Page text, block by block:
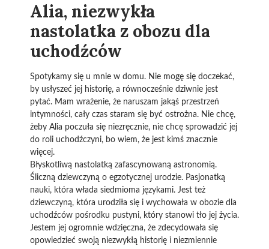
Alia, niezwykła
nastolatka z obozu dla
uchodźców
Spotykamy się u mnie w domu. Nie mogę się doczekać,
by usłyszeć jej historię, a równocześnie dziwnie jest
pytać. Mam wrażenie, że naruszam jakąś przestrzeń
intymności, cały czas staram się być ostrożna. Nie chcę,
żeby Alia poczuła się niezręcznie, nie chcę sprowadzić jej
do roli uchodźczyni, bo wiem, że jest kimś znacznie
więcej.
Błyskotliwą nastolatką zafascynowaną astronomią.
Śliczną dziewczyną o egzotycznej urodzie. Pasjonatką
nauki, która włada siedmioma językami. Jest też
dziewczyną, która urodziła się i wychowała w obozie dla
uchodźców pośrodku pustyni, który stanowi tło jej życia.
Jestem jej ogromnie wdzięczna, że zdecydowała się
opowiedzieć swoją niezwykłą historię i niezmiennie